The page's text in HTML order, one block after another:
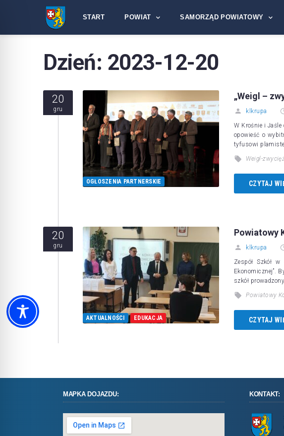
START POWIAT SAMORZĄD POWIATOWY
Dzień: 2023-12-20
20
gru
OGŁOSZENIA PARTNERSKIE
„Weigl –
klkrupa
W Krośnie i
opowieść o
tyfusowi
Weigl-
CZYTAJ
20
gru
AKTUALNOŚCI EDUKACJA
Powiatowy
klkrupa
Zespół Szkół
Ekonomicznej”.
szkół
Powiatowy
CZYTAJ
MAPKA DOJAZDU: KONTAKT: